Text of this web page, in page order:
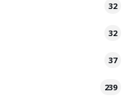
32
32
37
239